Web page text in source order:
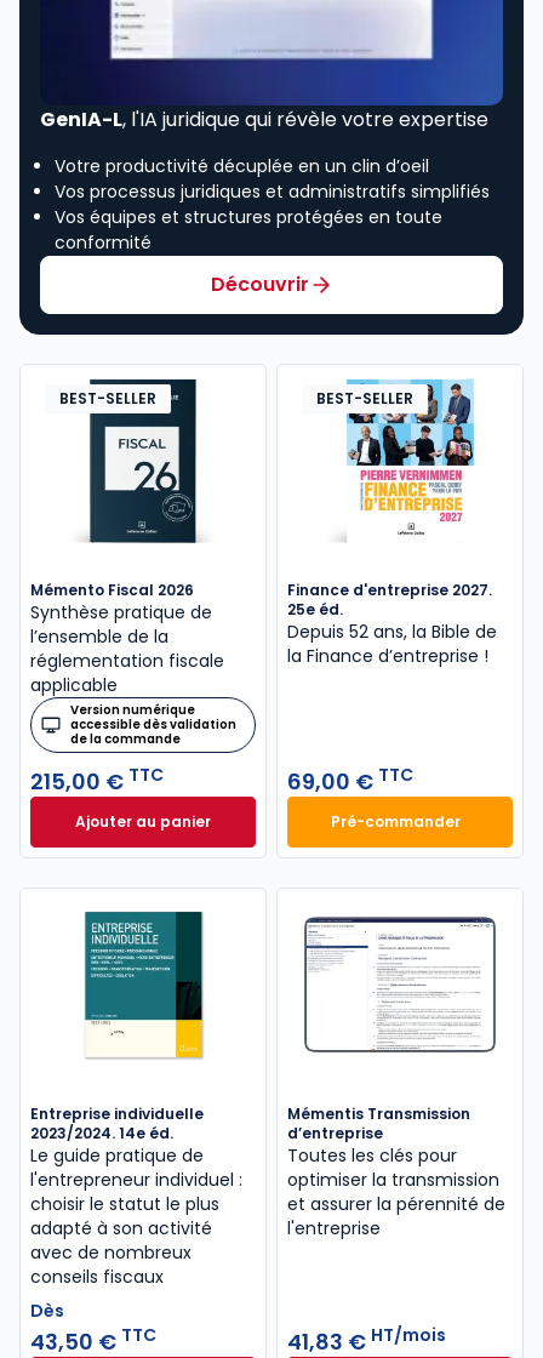
GenIA-L, l'IA juridique qui révèle votre expertise
Votre productivité décuplée en un clin d’oeil
Vos processus juridiques et administratifs simplifiés
Vos équipes et structures protégées en toute
conformité
Découvrir
BEST-SELLER
Mémento Fiscal 2026
Synthèse pratique de
l’ensemble de la
réglementation fiscale
applicable
Version numérique
accessible dès validation
de la commande
215,00 € TTC
Ajouter au panierMémento Fiscal 2026 à 215,00 € TTC
BEST-SELLER
Finance d'entreprise 2027.
25e éd.
Depuis 52 ans, la Bible de
la Finance d’entreprise​ !
69,00 € TTC
Pré-commander
Finance
Entreprise individuelle
2023/2024. 14e éd.
Le guide pratique de
l'entrepreneur individuel :
choisir le statut le plus
adapté à son activité
avec de nombreux
conseils fiscaux
Dès
43,50 € TTC
Mémentis Transmission
d’entreprise
Toutes les clés pour
optimiser la transmission
et assurer la pérennité de
l'entreprise
41,83 € HT/mois